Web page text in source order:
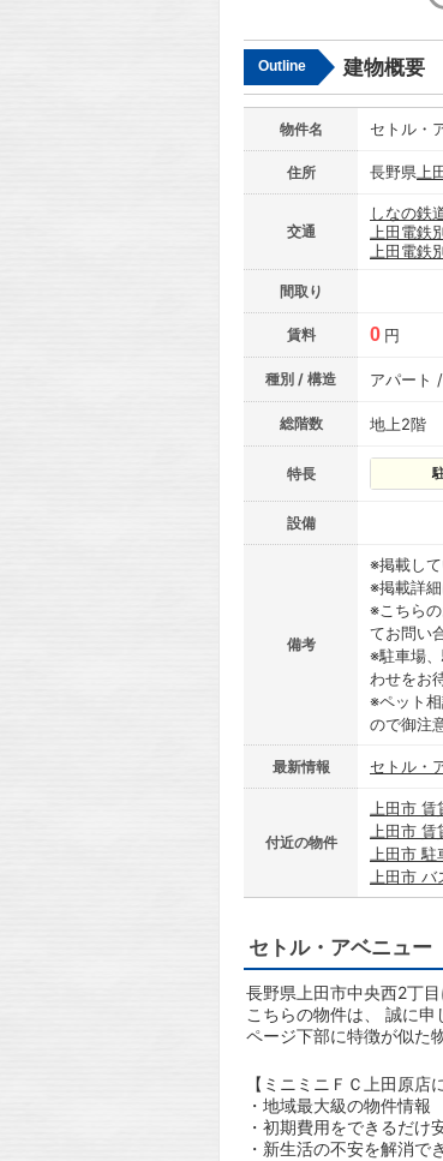
Outline 建物概要
物件名 セトル・
住所 長野県上
交通
しなの鉄
上田電鉄
上田電鉄
間取り
賃料 0 円
種別 / 構造 アパート
総階数 地上2階
特長
設備
備考
※掲載し
※掲載詳
※こちら
てお問い
※駐車場
わせをお
※ペット
ので御注
最新情報 セトル・
付近の物件
上田市 賃
上田市 賃
上田市 駐
上田市 バ
セトル・アベニュー
長野県上田市中央西2丁
こちらの物件は、 誠に申
ページ下部に特徴が似た
【ミニミニＦＣ上田原店
・地域最大級の物件情報
・初期費用をできるだけ
・新生活の不安を解消で